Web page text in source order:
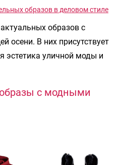
образов в деловом стиле
образов с
осени. В них присутствует
эстетика уличной моды и
с модными